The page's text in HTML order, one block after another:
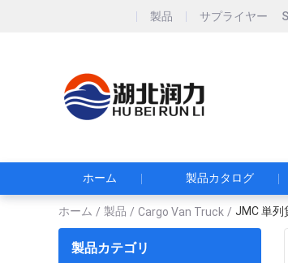
製品 サプライヤー
ホーム 製品カタログ
ホーム / 製品 / Cargo Van Truck / JMC 単列
製品カテゴリ